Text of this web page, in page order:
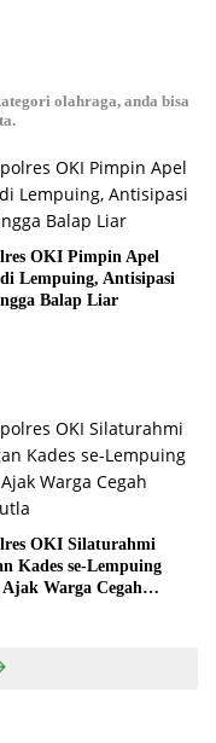
olahraga, anda bisa
OKI Pimpin Apel
Lempuing, Antisipasi
Balap Liar
OKI Silaturahmi
Kades se-Lempuing
Ajak Warga Cegah